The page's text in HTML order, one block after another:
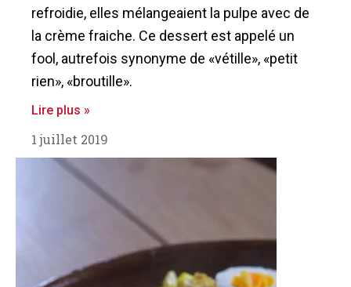
refroidie, elles mélangeaient la pulpe avec de
la crème fraiche. Ce dessert est appelé un
fool, autrefois synonyme de «vétille», «petit
rien», «broutille».
Lire plus »
1 juillet 2019